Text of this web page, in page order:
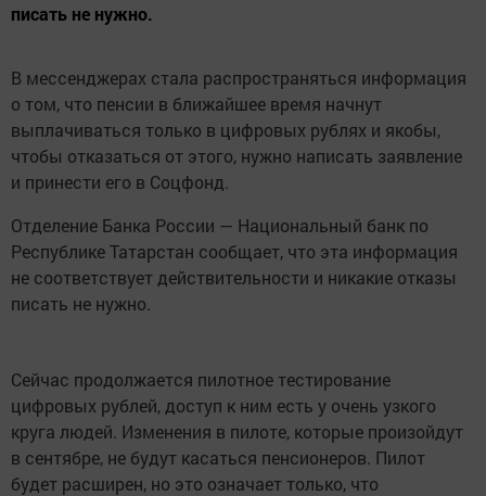
писать не нужно.
В мессенджерах стала распространяться информация
о том, что пенсии в ближайшее время начнут
выплачиваться только в цифровых рублях и якобы,
чтобы отказаться от этого, нужно написать заявление
и принести его в Соцфонд.
Отделение Банка России — Национальный банк по
Республике Татарстан сообщает, что эта информация
не соответствует действительности и никакие отказы
писать не нужно.
Сейчас продолжается пилотное тестирование
цифровых рублей, доступ к ним есть у очень узкого
круга людей. Изменения в пилоте, которые произойдут
в сентябре, не будут касаться пенсионеров. Пилот
будет расширен, но это означает только, что